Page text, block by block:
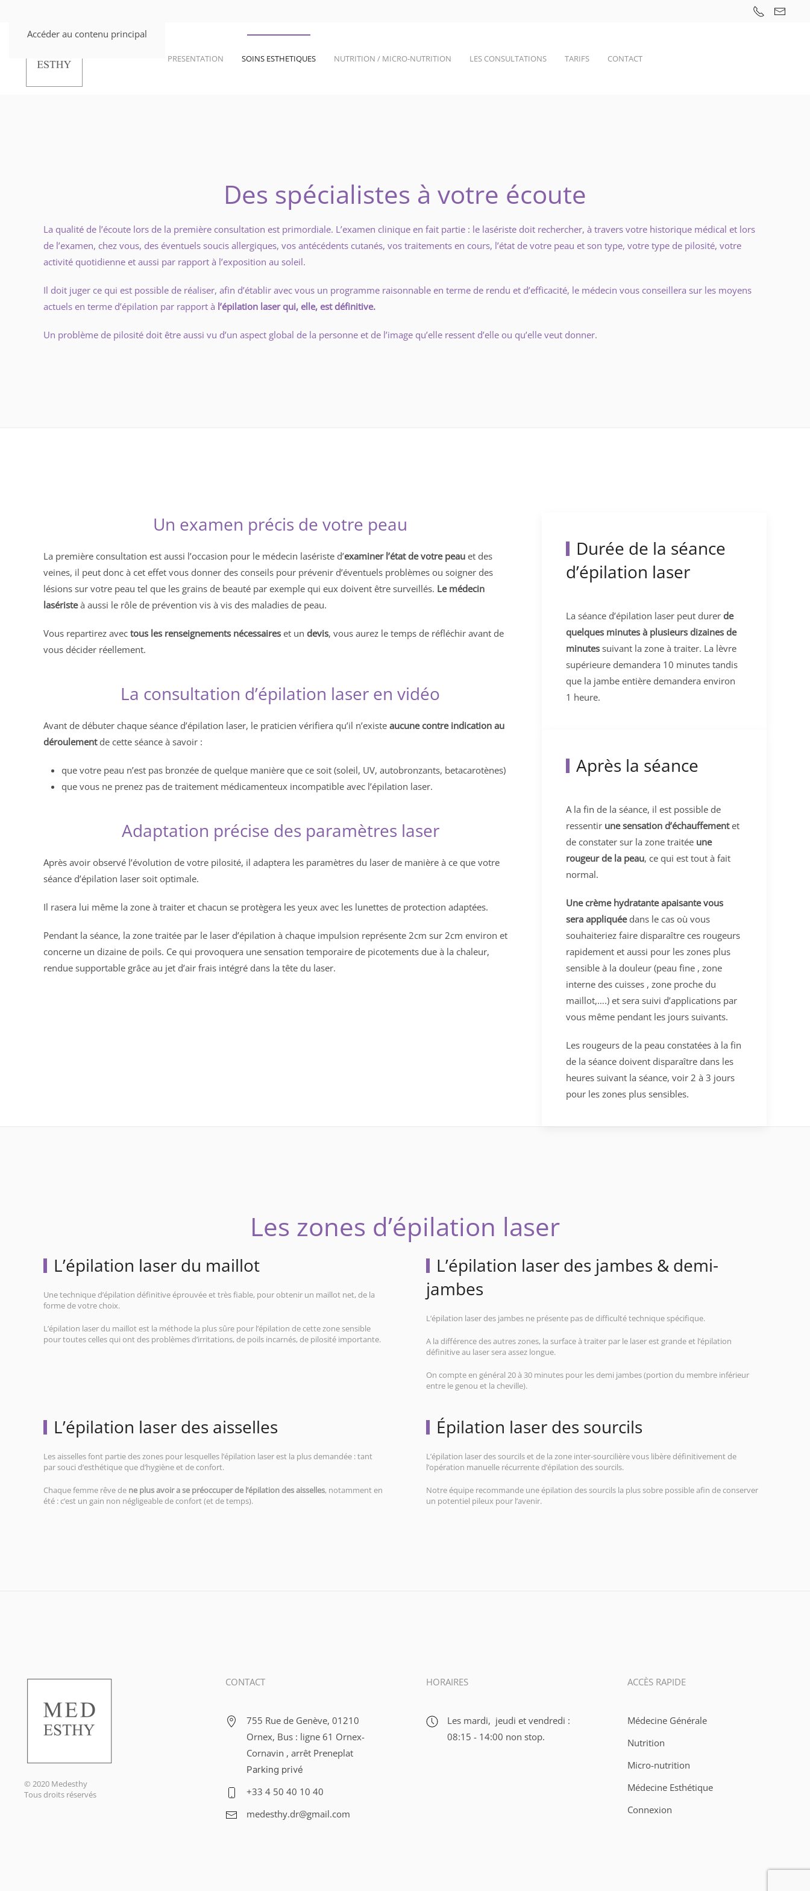
Accéder au contenu principal
PRESENTATION SOINS ESTHETIQUES NUTRITION / MICRO-NUTRITION LES CONSULTATIONS TARIFS CONTACT
Des spécialistes à votre écoute
La qualité de l’écoute lors de la première consultation est primordiale. L’examen clinique en fait partie : le lasériste doit rechercher, à travers votre historique médical et lors
de l’examen, chez vous, des éventuels soucis allergiques, vos antécédents cutanés, vos traitements en cours, l’état de votre peau et son type, votre type de pilosité, votre
activité quotidienne et aussi par rapport à l’exposition au soleil.
Il doit juger ce qui est possible de réaliser, afin d’établir avec vous un programme raisonnable en terme de rendu et d’efficacité, le médecin vous conseillera sur les moyens
actuels en terme d’épilation par rapport à l’épilation laser qui, elle, est définitive.
Un problème de pilosité doit être aussi vu d’un aspect global de la personne et de l’image qu’elle ressent d’elle ou qu’elle veut donner.
Un examen précis de votre peau
La première consultation est aussi l’occasion pour le médecin lasériste d’examiner l’état de votre peau et des
veines, il peut donc à cet effet vous donner des conseils pour prévenir d’éventuels problèmes ou soigner des
lésions sur votre peau tel que les grains de beauté par exemple qui eux doivent être surveillés. Le médecin
laséristeà aussi le rôle de prévention vis à vis des maladies de peau.
Vous repartirez avec tous les renseignements nécessaires et un devis, vous aurez le temps de réfléchir avant de
vous décider réellement.
La consultation d’épilation laser en vidéo
Avant de débuter chaque séance d’épilation laser, le praticien vérifiera qu’il n’existe aucune contre indication au
déroulementde cette séance à savoir :
que votre peau n’est pas bronzée de quelque manière que ce soit (soleil, UV, autobronzants, betacarotènes)
que vous ne prenez pas de traitement médicamenteux incompatible avec l’épilation laser.
Adaptation précise des paramètres laser
Après avoir observé l’évolution de votre pilosité, il adaptera les paramètres du laser de manière à ce que votre
séance d’épilation laser soit optimale.
Il rasera lui même la zone à traiter et chacun se protègera les yeux avec les lunettes de protection adaptées.
Pendant la séance, la zone traitée par le laser d’épilation à chaque impulsion représente 2cm sur 2cm environ et
concerne un dizaine de poils. Ce qui provoquera une sensation temporaire de picotements due à la chaleur,
rendue supportable grâce au jet d’air frais intégré dans la tête du laser.
Durée de la séance
d’épilation laser
La séance d’épilation laser peut durer de
quelques minutes à plusieurs dizaines de
minutessuivant la zone à traiter. La lèvre
supérieure demandera 10 minutes tandis
que la jambe entière demandera environ
1 heure.
Après la séance
A la fin de la séance, il est possible de
ressentirune sensation d’échauffementet
de constater sur la zone traitée une
rougeur de la peau, ce qui est tout à fait
normal.
Une crème hydratante apaisante vous
sera appliquéedans le cas où vous
souhaiteriez faire disparaître ces rougeurs
rapidement et aussi pour les zones plus
sensible à la douleur (peau fine , zone
interne des cuisses , zone proche du
maillot,….) et sera suivi d’applications par
vous même pendant les jours suivants.
Les rougeurs de la peau constatées à la fin
de la séance doivent disparaître dans les
heures suivant la séance, voir 2 à 3 jours
pour les zones plus sensibles.
Les zones d’épilation laser
L’épilation laser du maillot
Une technique d’épilation définitive éprouvée et très fiable, pour obtenir un maillot net, de la
forme de votre choix.
L’épilation laser du maillot est la méthode la plus sûre pour l’épilation de cette zone sensible
pour toutes celles qui ont des problèmes d’irritations, de poils incarnés, de pilosité importante.
L’épilation laser des jambes & demi-
jambes
L’épilation laser des jambes ne présente pas de difficulté technique spécifique.
A la différence des autres zones, la surface à traiter par le laser est grande et l’épilation
définitive au laser sera assez longue.
On compte en général 20 à 30 minutes pour les demi jambes (portion du membre inférieur
entre le genou et la cheville).
L’épilation laser des aisselles
Les aisselles font partie des zones pour lesquelles l’épilation laser est la plus demandée : tant
par souci d’esthétique que d’hygiène et de confort.
Chaque femme rêve de ne plus avoir a se préoccuper de l’épilation des aisselles, notamment en
été : c’est un gain non négligeable de confort (et de temps).
Épilation laser des sourcils
L’épilation laser des sourcils et de la zone inter-sourcilière vous libère définitivement de
l’opération manuelle récurrente d’épilation des sourcils.
Notre équipe recommande une épilation des sourcils la plus sobre possible afin de conserver
un potentiel pileux pour l’avenir.
© 2020 Medesthy
Tous droits réservés
CONTACT
755 Rue de Genève, 01210
Ornex, Bus : ligne 61 Ornex-
Cornavin , arrêt Preneplat
Parking privé
+33 4 50 40 10 40
medesthy.dr@gmail.com
HORAIRES
Les mardi, jeudi et vendredi :
08:15 - 14:00 non stop.
ACCÈS RAPIDE
Médecine Générale
Nutrition
Micro-nutrition
Médecine Esthétique
Connexion